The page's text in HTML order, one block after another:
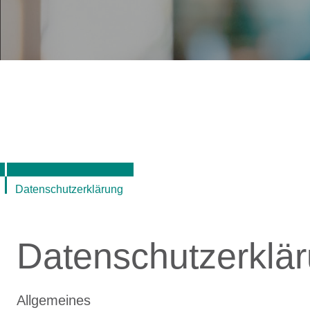
Datenschutzerklärung
Allgemeines